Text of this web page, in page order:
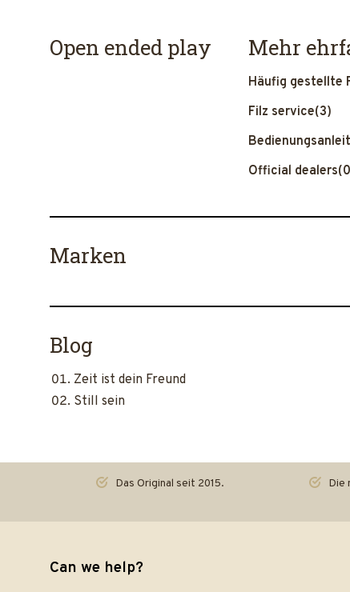
Open ended play Mehr
Häufig gestellte
Filz service(3)
Official dealers
Marken
Blog
Zeit ist dein Freund
Still sein
Das Original seit 2015.
Die
Can we help?